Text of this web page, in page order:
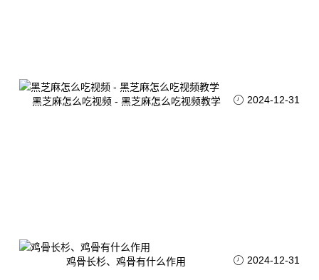
黑芝麻怎么吃视频 - 黑芝麻怎么吃视频教学 2024-12-31
鸡骨长杉、鸡骨有什么作用 2024-12-31